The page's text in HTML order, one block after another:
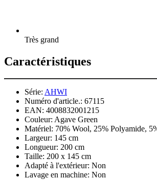
Très grand
Caractéristiques
Série: AHWI
Numéro d'article.: 67115
EAN: 4008832001215
Couleur: Agave Green
Matériel: 70% Wool, 25% Polyamide,
Largeur: 145 cm
Longueur: 200 cm
Taille: 200 x 145 cm
Adapté à l'extérieur: Non
Lavage en machine: Non